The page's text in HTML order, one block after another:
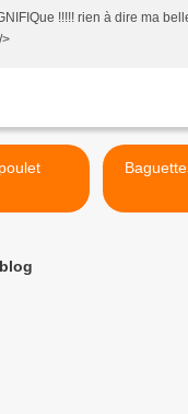
!!!!! rien à dire ma
>